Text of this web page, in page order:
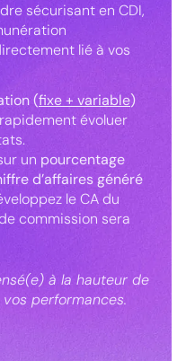
sécurisant en CDI,
lié à vos
(fixe + variable)
évoluer
un pourcentage
d’affaires généré
le CA du
commission sera
à la hauteur de
performances.